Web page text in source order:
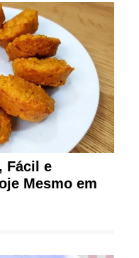
Fácil e
Mesmo em